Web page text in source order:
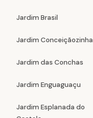
Jardim Brasil
Jardim Conceiçãozinha
Jardim das Conchas
Jardim Enguaguaçu
Jardim Esplanada do